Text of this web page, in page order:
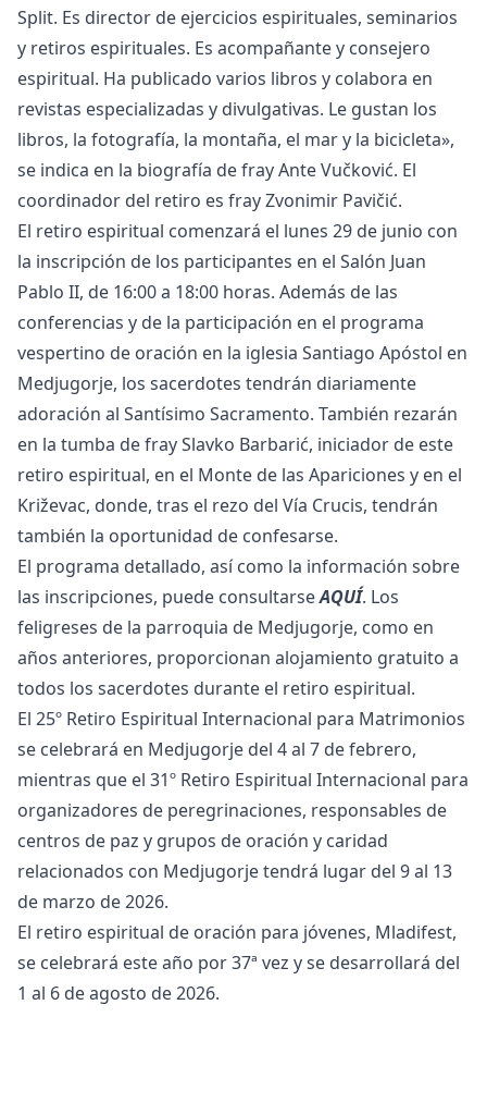
Split. Es director de ejercicios espirituales, seminarios
y retiros espirituales. Es acompañante y consejero
espiritual. Ha publicado varios libros y colabora en
revistas especializadas y divulgativas. Le gustan los
libros, la fotografía, la montaña, el mar y la bicicleta»,
se indica en la biografía de fray Ante Vučković. El
coordinador del retiro es fray Zvonimir Pavičić.
El retiro espiritual comenzará el lunes 29 de junio con
la inscripción de los participantes en el Salón Juan
Pablo II, de 16:00 a 18:00 horas. Además de las
conferencias y de la participación en el programa
vespertino de oración en la iglesia Santiago Apóstol en
Medjugorje, los sacerdotes tendrán diariamente
adoración al Santísimo Sacramento. También rezarán
en la tumba de fray Slavko Barbarić, iniciador de este
retiro espiritual, en el Monte de las Apariciones y en el
Križevac, donde, tras el rezo del Vía Crucis, tendrán
también la oportunidad de confesarse.
El programa detallado, así como la información sobre
las inscripciones, puede consultarseAQUÍ. Los
feligreses de la parroquia de Medjugorje, como en
años anteriores, proporcionan alojamiento gratuito a
todos los sacerdotes durante el retiro espiritual.
El 25º Retiro Espiritual Internacional para Matrimonios
se celebrará en Medjugorje del 4 al 7 de febrero,
mientras que el 31º Retiro Espiritual Internacional para
organizadores de peregrinaciones, responsables de
centros de paz y grupos de oración y caridad
relacionados con Medjugorje tendrá lugar del 9 al 13
de marzo de 2026.
El retiro espiritual de oración para jóvenes, Mladifest,
se celebrará este año por 37ª vez y se desarrollará del
1 al 6 de agosto de 2026.